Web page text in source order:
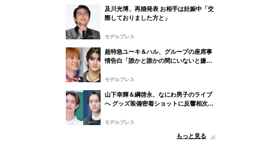
及川光博、再婚発表 お相手は妊娠中「交
際しておりました方と」
モデルプレス
超特急ユーキ＆ハル、グループの座席事
情告白「誰かと誰かの間にいないと嫌」
モデルプレス
山下幸輝＆綱啓永、なにわ男子のライブ
へ グッズ装備密着ショットに反響相次ぐ
り？」
モデルプレス
もっと見る